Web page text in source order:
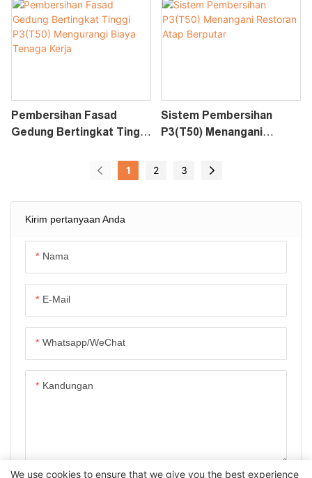
Kirim pertanyaan Anda
Nama
E-Mail
Whatsapp/WeChat
Kandungan
Jaringan Yang Dapat
Disesuaikan Untuk
Aplikasi UAV & Industri
Ketinggian
Pembersihan Fasad
Gedung Bertingkat Tinggi
Sistem Pembersihan
P3(T50) Menangani
1
2 3
We use cookies to ensure that we give you the best experience